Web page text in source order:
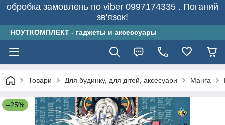
обробка замовлень по viber 0997174335 . Поганий
зв'язок!
НОУТКОМПЛЕКТ - гаджеты и аксессуары
Товари Для будинку, для дітей, аксесуари Манга
–25%